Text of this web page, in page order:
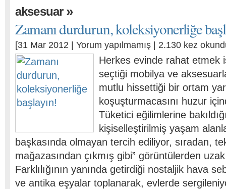
aksesuar»
Zamanı durdurun, koleksiyonerliğe
[31 Mar 2012 | Yorum yapılmamış | 2.130 kez
Herkes evinde rahat etmek
seçtiği mobilya ve
mutlu hissettiği bir ortam
koşuşturmacasını huzur
Tüketici eğilimlerine
kişiselleştirilmiş yaşam
başkasında olmayan tercih ediliyor, sıradan,
mağazasından çıkmış gibi” görüntülerden
Farklılığının yanında getirdiği nostaljik hava
ve antika eşyalar toplanarak, evlerde